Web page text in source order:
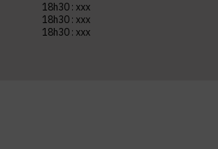
18h30 : xxx
18h30 : xxx
18h30 : xxx